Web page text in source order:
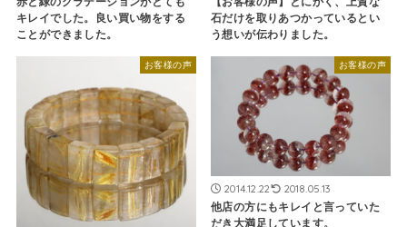
キレイでした。良い買い物をする
ことができました。
石だけを取りあつかっているとい
う想いが伝わりました。
お客様の声 お客様の声
2014.12.22 2018.05.13
他店の方にもキレイと言っていた
だき大満足しています。